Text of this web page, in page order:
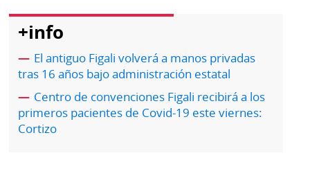
LuctuosasBuenas
prácticas
OTROS
SITIOS
+info
El antiguo Figali volverá a manos privadas
tras 16 años bajo administración estatal
Centro de convenciones Figali recibirá a los
primeros pacientes de Covid-19 este viernes:
Cortizo